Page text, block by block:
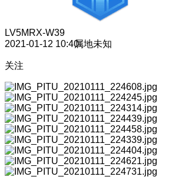
LV5MRX-W39
2021-01-12 10:40属地未知
关注